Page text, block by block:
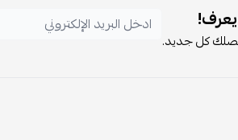
كل جديد.